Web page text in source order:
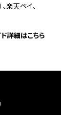
楽天ペイ、
詳細はこちら